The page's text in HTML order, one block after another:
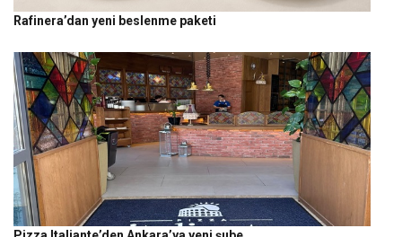
Rafinera’dan yeni beslenme paketi